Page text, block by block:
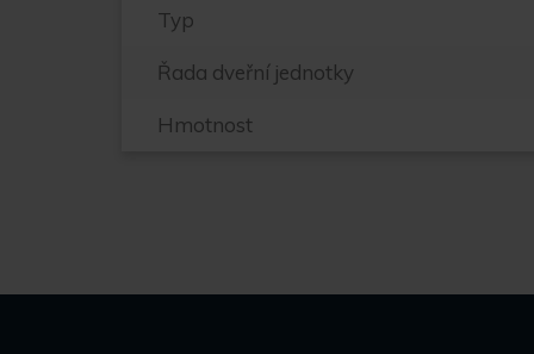
Typ
Řada dveřní jednotky
Hmotnost